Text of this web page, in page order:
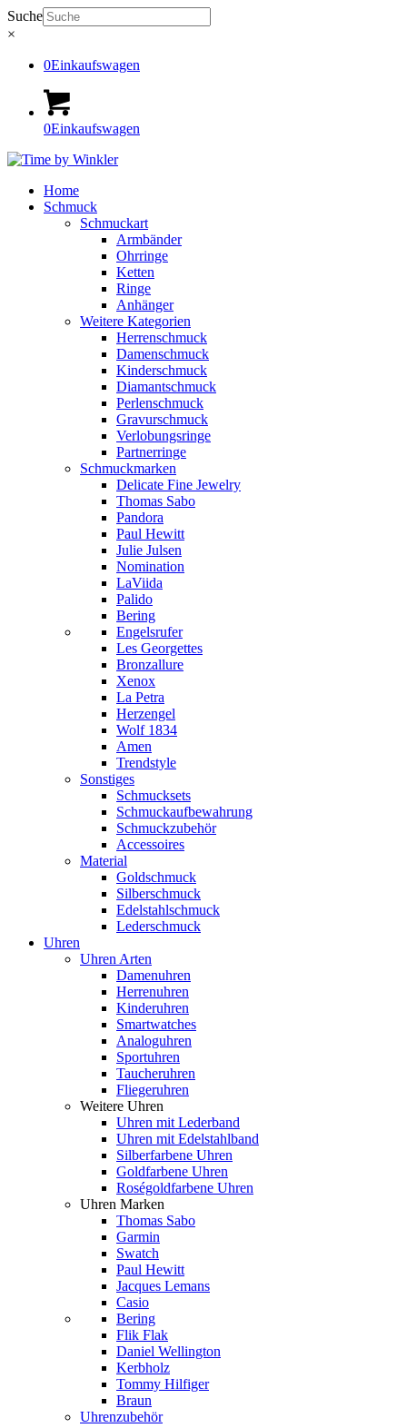
Suche
×
0Einkaufswagen
0Einkaufswagen
Home
Schmuck
Schmuckart
Armbänder
Ohrringe
Ketten
Ringe
Anhänger
Weitere Kategorien
Herrenschmuck
Damenschmuck
Kinderschmuck
Diamantschmuck
Perlenschmuck
Gravurschmuck
Verlobungsringe
Partnerringe
Schmuckmarken
Delicate Fine Jewelry
Thomas Sabo
Pandora
Paul Hewitt
Julie Julsen
Nomination
LaViida
Palido
Bering
Engelsrufer
Les Georgettes
Bronzallure
Xenox
La Petra
Herzengel
Wolf 1834
Amen
Trendstyle
Sonstiges
Schmucksets
Schmuckaufbewahrung
Schmuckzubehör
Accessoires
Material
Goldschmuck
Silberschmuck
Edelstahlschmuck
Lederschmuck
Uhren
Uhren Arten
Damenuhren
Herrenuhren
Kinderuhren
Smartwatches
Analoguhren
Sportuhren
Taucheruhren
Fliegeruhren
Weitere Uhren
Uhren mit Lederband
Uhren mit Edelstahlband
Silberfarbene Uhren
Goldfarbene Uhren
Roségoldfarbene Uhren
Uhren Marken
Thomas Sabo
Garmin
Swatch
Paul Hewitt
Jacques Lemans
Casio
Bering
Flik Flak
Daniel Wellington
Kerbholz
Tommy Hilfiger
Braun
Uhrenzubehör